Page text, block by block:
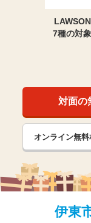
7種の対
対面の
オンライン無料
伊東